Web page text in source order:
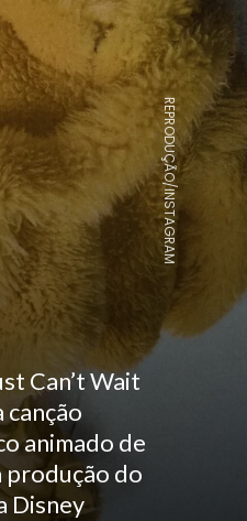
Can’t Wait
canção
animado de
produção do
Disney
REPRODUÇÃO/INSTAGRAM